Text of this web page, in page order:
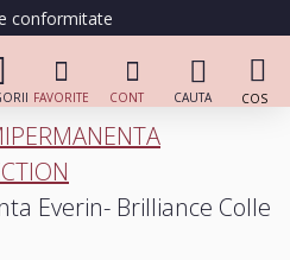
conformitate
Everin- Brilliance Colle